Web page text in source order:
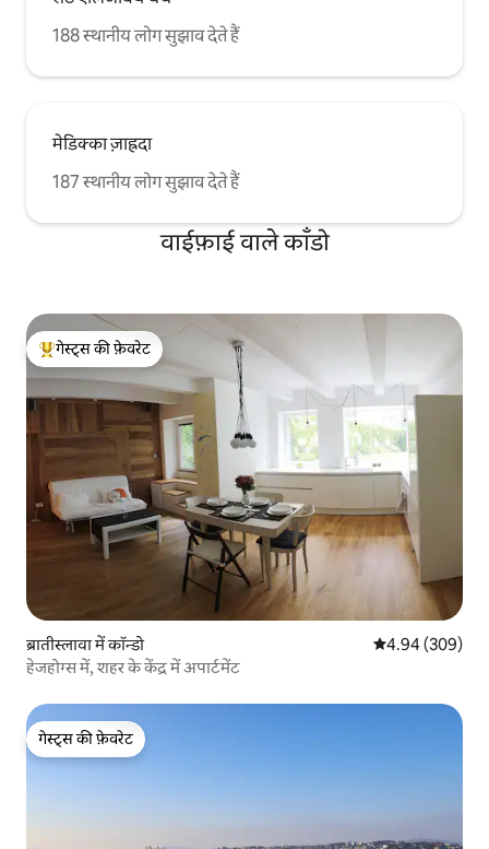
188 स्थानीय लोग सुझाव देते हैं
मेडिक्का ज़ाह्रदा
187 स्थानीय लोग सुझाव देते हैं
वाईफ़ाई वाले काँडो
गेस्ट्स का टॉप फ़ेवरेट
गेस्ट्स की फ़ेवरेट
ब्रातीस्लावा में कॉन्डो औसत रेटिंग 5 में से
4.94 (309)
हेजहोग्स में, शहर के केंद्र में अपार्टमेंट
गेस्ट्स की फ़ेवरेट
गेस्ट्स की फ़ेवरेट